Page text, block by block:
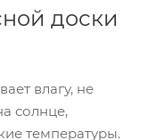
доски
влагу, не
солнце,
температуры.